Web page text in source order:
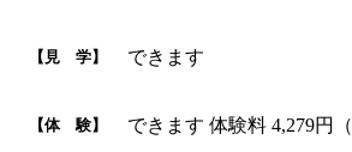
【見 学】 できます
【体 験】 できます 体験料 4,279円